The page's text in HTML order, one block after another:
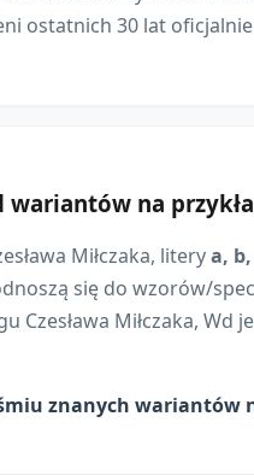
ostatnich 30 lat
na
Miłczaka, literya,
się do wzorów/
Czesława Miłczaka,
znanych wariantów